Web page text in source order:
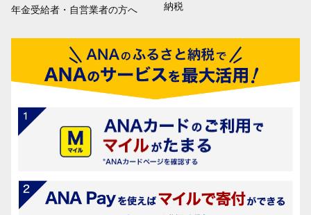
年金受給者・自営業者の方へ
納税